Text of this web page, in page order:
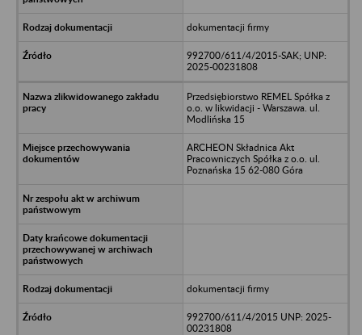
dokumentacji firmy
992700/611/4/2015-SAK; UNP:
2025-00231808
Przedsiębiorstwo REMEL Spółka z
o.o. w likwidacji - Warszawa. ul.
Modlińska 15
ARCHEON Składnica Akt
Pracowniczych Spółka z o.o. ul.
Poznańska 15 62-080 Góra
dokumentacji firmy
992700/611/4/2015 UNP: 2025-
00231808